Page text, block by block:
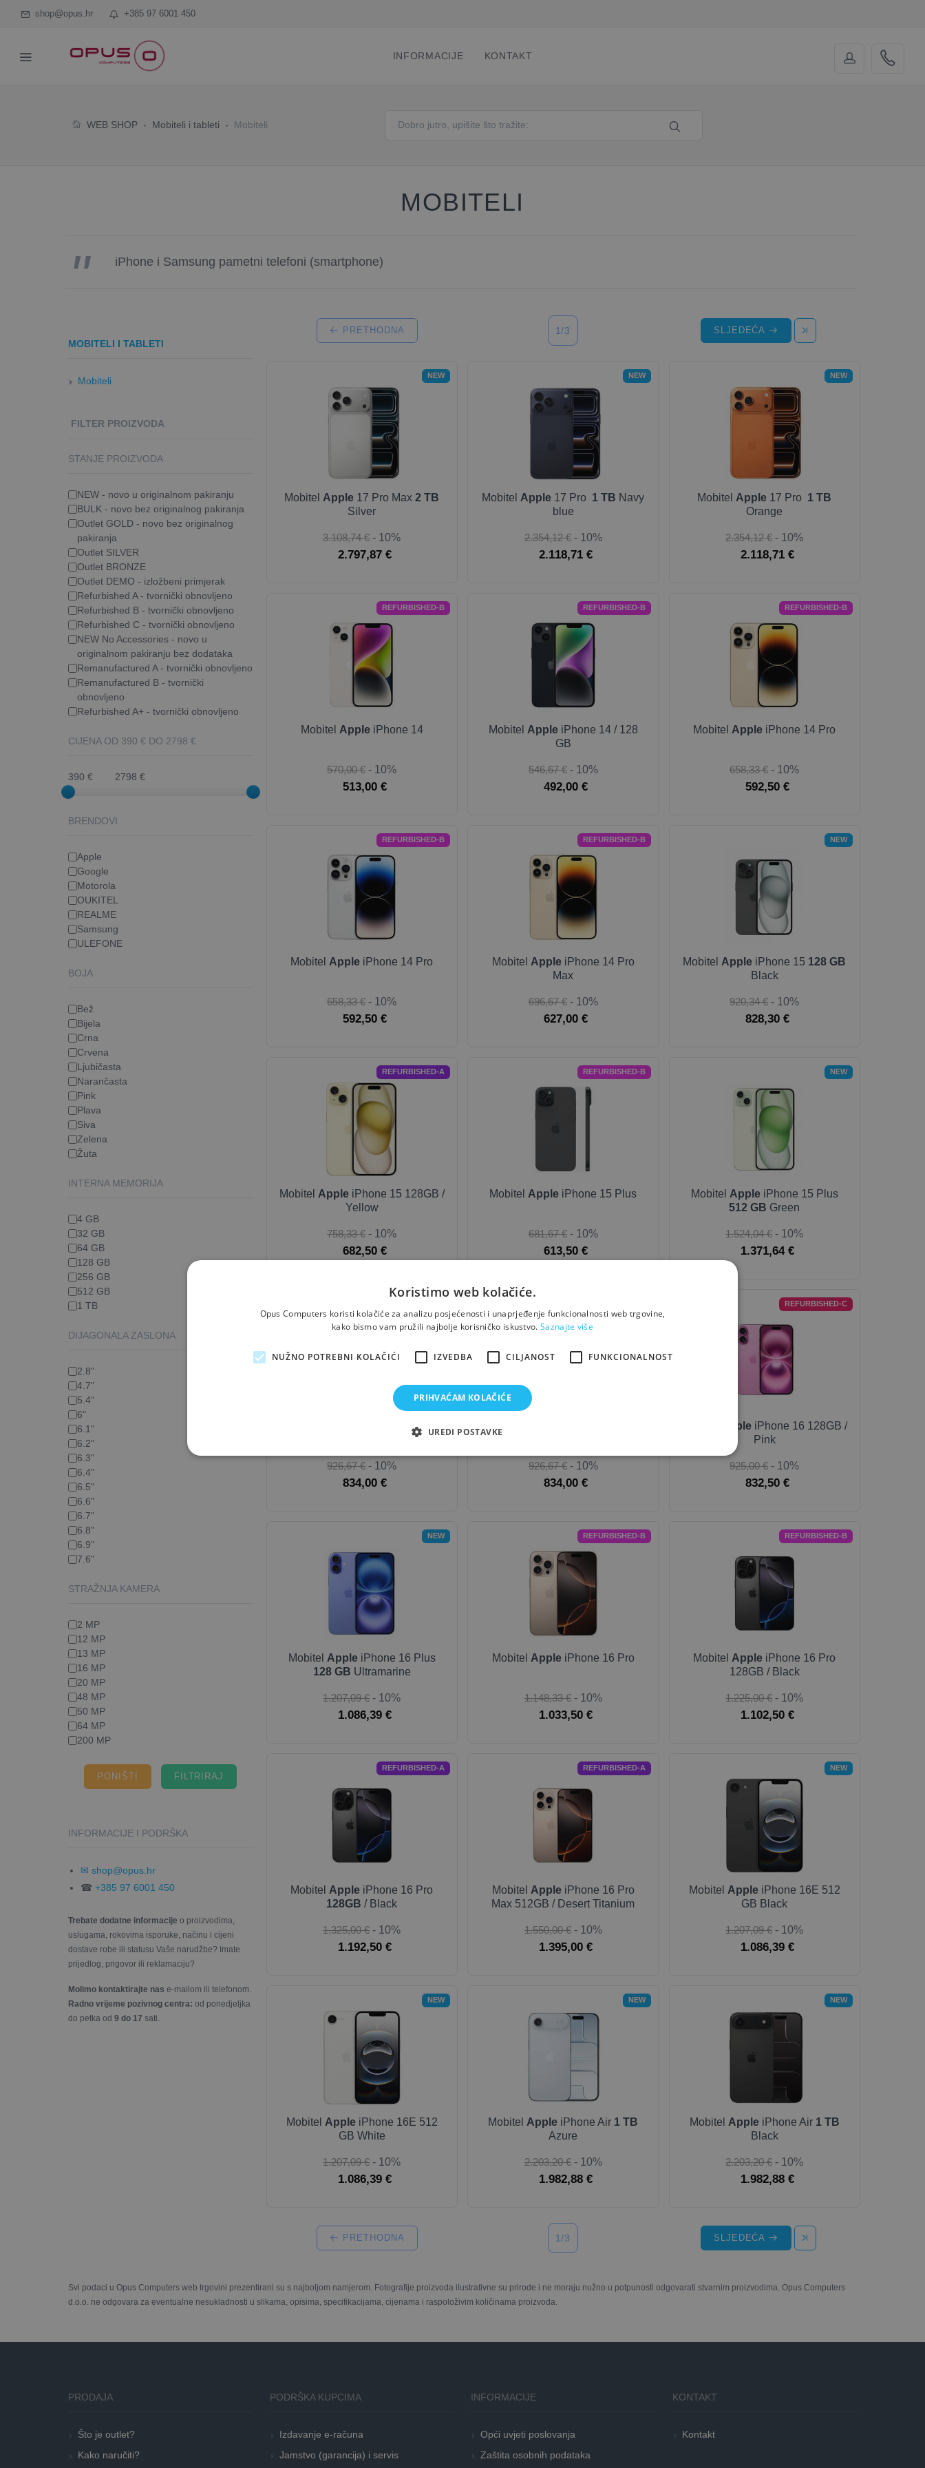
shop@opus.hr +385 97 6001 450
INFORMACIJE KONTAKT
WEB SHOP Mobiteli i tableti Mobiteli
MOBITELI
iPhone i Samsung pametni telefoni (smartphone)
MOBITELI I TABLETI
Mobiteli
FILTER PROIZVODA
STANJE PROIZVODA
NEW - novo u originalnom pakiranju
BULK - novo bez originalnog pakiranja
Outlet GOLD - novo bez originalnog
pakiranja
Outlet SILVER
Outlet BRONZE
Outlet DEMO - izložbeni primjerak
Refurbished A - tvornički obnovljeno
Refurbished B - tvornički obnovljeno
Refurbished C - tvornički obnovljeno
NEW No Accessories - novo u
originalnom pakiranju bez dodataka
Remanufactured A - tvornički obnovljeno
Remanufactured B - tvornički
obnovljeno
Refurbished A+ - tvornički obnovljeno
CIJENA OD 390 € DO 2798 €
390 € 2798 €
BRENDOVI
Apple
Google
Motorola
OUKITEL
REALME
Samsung
ULEFONE
BOJA
Bež
Bijela
Crna
Crvena
Ljubičasta
Narančasta
Pink
Plava
Siva
Zelena
Žuta
INTERNA MEMORIJA
4 GB
32 GB
64 GB
128 GB
256 GB
512 GB
1 TB
DIJAGONALA ZASLONA
2.8"
4.7"
5.4"
6"
6.1"
6.2"
6.3"
6.4"
6.5"
6.6"
6.7"
6.8"
6.9"
7.6"
STRAŽNJA KAMERA
2 MP
12 MP
13 MP
16 MP
20 MP
48 MP
50 MP
64 MP
200 MP
PONIŠTI
INFORMACIJE I PODRŠKA
✉ shop@opus.hr
☎ +385 97 6001 450
Trebate dodatne informacije o proizvodima,
uslugama, rokovima isporuke, načinu i cijeni
dostave robe ili statusu Vaše narudžbe? Imate
prijedlog, prigovor ili reklamaciju?
Molimo kontaktirajte nas e-mailom ili telefonom.
Radno vrijeme pozivnog centra: od ponedjeljka
do petka od 9 do 17 sati.
PRETHODNA 1/3 SLJEDEĆA
NEW
Mobitel Apple 17 Pro Max2 TB
Silver
3.108,74 € - 10%
2.797,87 €
NEW
Mobitel Apple 17 Pro 1 TB Navy
blue
2.354,12 € - 10%
2.118,71 €
NEW
Mobitel Apple 17 Pro 1 TB
Orange
2.354,12 € - 10%
2.118,71 €
REFURBISHED-B
Mobitel AppleiPhone 14
570,00 € - 10%
513,00 €
REFURBISHED-B
Mobitel AppleiPhone 14 / 128
GB
546,67 € - 10%
492,00 €
REFURBISHED-B
Mobitel Apple iPhone 14 Pro
658,33 € - 10%
592,50 €
REFURBISHED-B
Mobitel Apple iPhone 14 Pro
658,33 € - 10%
592,50 €
REFURBISHED-B
Mobitel AppleiPhone 14 Pro
Max
696,67 € - 10%
627,00 €
NEW
Mobitel Apple iPhone 15 128 GB
Black
920,34 € - 10%
828,30 €
REFURBISHED-A
Mobitel AppleiPhone 15 128GB /
Yellow
758,33 € - 10%
682,50 €
REFURBISHED-B
Mobitel Apple iPhone 15 Plus
681,67 € - 10%
613,50 €
NEW
Mobitel AppleiPhone 15 Plus
512 GB Green
1.524,04 € - 10%
1.371,64 €
iPhone 16
926,67 € - 10%
834,00 €
926,67 € - 10%
834,00 €
REFURBISHED-C
AppleiPhone 16 128GB /
Pink
925,00 € - 10%
832,50 €
NEW
Mobitel AppleiPhone 16 Plus
128 GB Ultramarine
1.207,09 € - 10%
1.086,39 €
REFURBISHED-B
Mobitel AppleiPhone 16 Pro
1.148,33 € - 10%
1.033,50 €
REFURBISHED-B
Mobitel Apple iPhone 16 Pro
128GB / Black
1.225,00 € - 10%
1.102,50 €
REFURBISHED-A
Mobitel Apple iPhone 16 Pro
128GB / Black
1.325,00 € - 10%
1.192,50 €
REFURBISHED-A
Mobitel AppleiPhone 16 Pro
Max 512GB / Desert Titanium
1.550,00 € - 10%
1.395,00 €
NEW
Mobitel AppleiPhone 16E 512
GB Black
1.207,09 € - 10%
1.086,39 €
NEW
Mobitel AppleiPhone 16E 512
GB White
1.207,09 € - 10%
1.086,39 €
NEW
Mobitel Apple iPhone Air 1 TB
Azure
2.203,20 € - 10%
1.982,88 €
NEW
Mobitel AppleiPhone Air 1 TB
Black
2.203,20 € - 10%
1.982,88 €
PRETHODNA 1/3 SLJEDEĆA
Svi podaci u Opus Computers web trgovini prezentirani su s najboljom namjerom. Fotografije proizvoda ilustrativne su prirode i ne moraju nužno u potpunosti odgovarati stvarnim proizvodima. Opus Computers
d.o.o. ne odgovara za eventualne nesukladnosti u slikama, opisima, specifikacijama, cijenama i raspoloživim količinama proizvoda.
PRODAJA
Što je outlet?
Kako naručiti?
PODRŠKA KUPCIMA
Izdavanje e-računa
Jamstvo (garancija) i servis
INFORMACIJE
Opći uvjeti poslovanja
Zaštita osobnih podataka
KONTAKT
Kontakt
Koristimo web kolačiće.
Opus Computers koristi kolačiće za analizu posjećenosti i unaprjeđenje funkcionalnosti web trgovine,
kako bismo vam pružili najbolje korisničko iskustvo. Saznajte više
NUŽNO POTREBNI KOLAČIĆI IZVEDBA CILJANOST FUNKCIONALNOST
PRIHVAĆAM KOLAČIĆE
UREDI POSTAVKE